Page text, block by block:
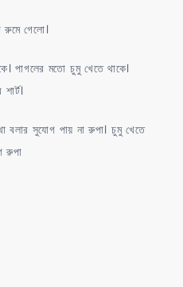
রুমে গেলো।
পাগলের মতো চুমু খেতে থাকে।
বলার সুযোগ পায় না রুপা। চুমু খেতে
রুপা